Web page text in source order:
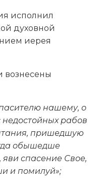
исполнил
духовной
иерея
вознесены
нашему, о
рабов
пришедшую
обышедше
спасение Свое,
и помилуй»;